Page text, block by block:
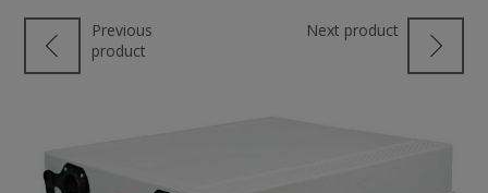
Previous
product
Next product